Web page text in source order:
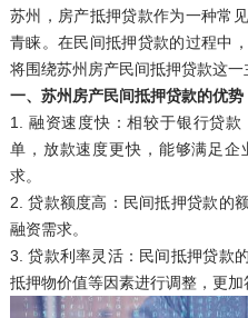
苏州，房产抵押贷款作为一种常
青睐。在民间抵押贷款的过程中
将围绕苏州房产民间抵押贷款这一
一、苏州房产民间抵押贷款的优势
1. 融资速度快：相较于银行贷
单，放款速度更快，能够满足
求。
2. 贷款额度高：民间抵押贷款的
融资需求。
3. 贷款利率灵活：民间抵押贷款
抵押物价值等因素进行调整，更加